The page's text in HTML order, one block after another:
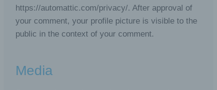
https://automattic.com/privacy/. After approval of
your comment, your profile picture is visible to the
public in the context of your comment.
Media